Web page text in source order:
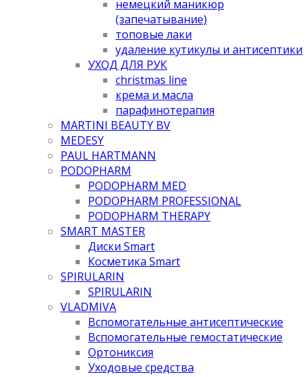
немецкий маникюр
(запечатывание)
топовые лаки
удаление кутикулы и антисептики
УХОД ДЛЯ РУК
christmas line
крема и масла
парафинотерапия
MARTINI BEAUTY BV
MEDESY
PAUL HARTMANN
PODOPHARM
PODOPHARM MED
PODOPHARM PROFESSIONAL
PODOPHARM THERAPY
SMART MASTER
Диски Smart
Косметика Smart
SPIRULARIN
SPIRULARIN
VLADMIVA
Вспомогательные антисептические
Вспомогательные гемостатические
Ортониксия
Уходовые средства